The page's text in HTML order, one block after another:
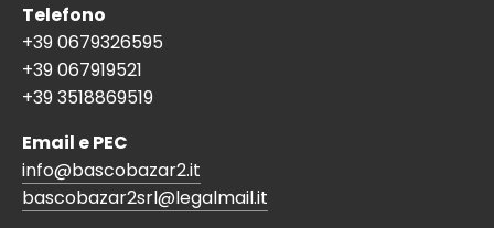
Telefono
+39 0679326595
+39 067919521
+39 3518869519
Email e PEC
info@bascobazar2.it
bascobazar2srl@legalmail.it